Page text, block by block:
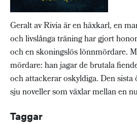
Geralt av Rivia är en häxkarl, en
och livslånga träning har gjort
och en skoningslös lönnmördare.
mördare: han jagar de brutala
och attackerar oskyldiga. Den sista
sju noveller som växlar mellan en
Taggar